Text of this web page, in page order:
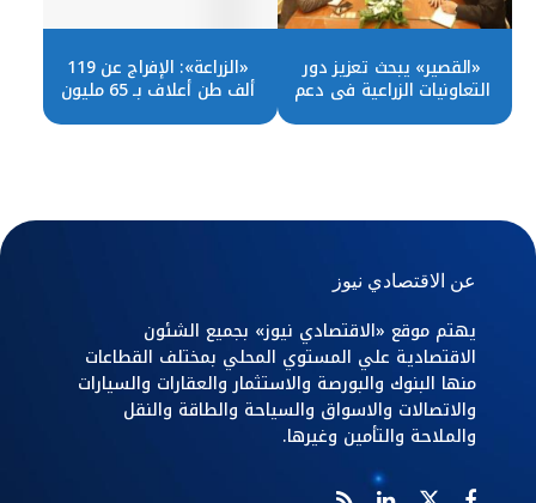
«القصير» يبحث تعزيز دور
التعاونيات الزراعية في دعم
«الزراعة»: الإفراج عن 119
ألف طن أعلاف بـ 65 مليون
عن الاقتصادي نيوز
يهتم موقع «الاقتصادي نيوز» بجميع الشئون
الاقتصادية علي المستوي المحلي بمختلف القطاعات
منها البنوك والبورصة والاستثمار والعقارات والسيارات
والاتصالات والاسواق والسياحة والطاقة والنقل
والملاحة والتأمين وغيرها.